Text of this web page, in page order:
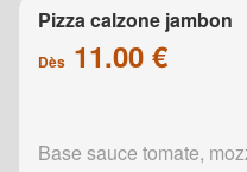
Pizza calzone jambon
Dès 11.00 €
Base sauce tomate,